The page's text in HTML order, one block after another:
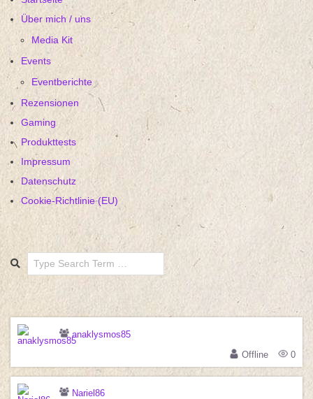
Über mich / uns
Media Kit
Events
Eventberichte
Rezensionen
Gaming
Produkttests
Impressum
Datenschutz
Cookie-Richtlinie (EU)
Search
anaklysmos85
Offline
0
Nariel86